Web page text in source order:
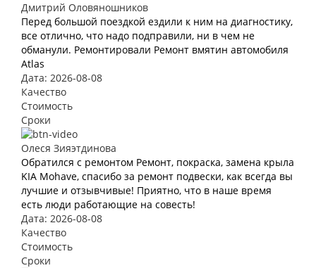
Дмитрий Оловяношников
Перед большой поездкой ездили к ним на диагностику,
все отлично, что надо подправили, ни в чем не
обманули. Ремонтировали Ремонт вмятин автомобиля
Atlas
Дата: 2026-08-08
Качество
Стоимость
Сроки
Олеся Зияэтдинова
Обратился с ремонтом Ремонт, покраска, замена крыла
KIA Mohave, спасибо за ремонт подвески, как всегда вы
лучшие и отзывчивые! Приятно, что в наше время
есть люди работающие на совесть!
Дата: 2026-08-08
Качество
Стоимость
Сроки